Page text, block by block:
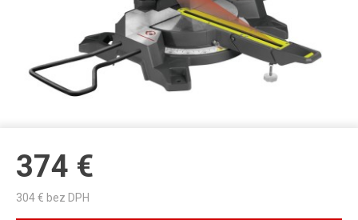
374 €
304€ bez DPH